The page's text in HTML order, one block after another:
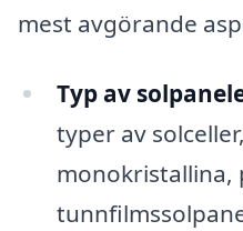
mest avgörande
Typ av
typer av
monokristallina,